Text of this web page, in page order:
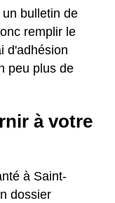
un bulletin de
remplir le
d'adhésion
peu plus de
à votre
à Saint-
dossier